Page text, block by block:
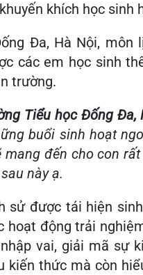
khích học sinh
Đa, Hà Nội,
các em học sinh
trường.
Tiểu học Đống Đa,
buổi sinh hoạt
đến cho con
này ạ.
sử được tái hiện
hoạt động trải
vai, giải mã sự
kiến thức mà còn